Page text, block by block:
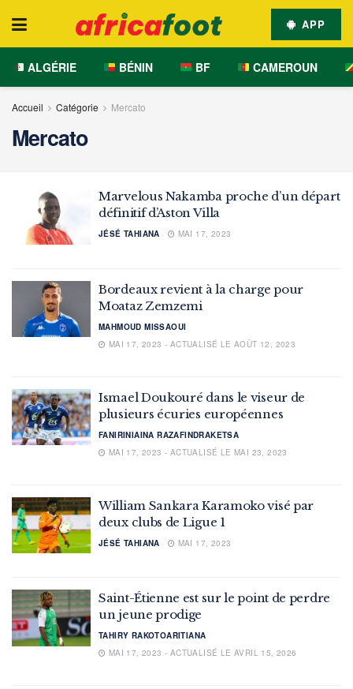
APP
ALGÉRIE BÉNIN BF CAMEROUN
Accueil Catégorie Mercato
Mercato
Marvelous Nakamba proche d’un départ
définitif d’Aston Villa
JÉSÉ TAHIANA MAI 17, 2023
Bordeaux revient à la charge pour
Moataz Zemzemi
MAHMOUD MISSAOUI
MAI 17, 2023 - ACTUALISÉ LE AOÛT 12, 2023
Ismael Doukouré dans le viseur de
plusieurs écuries européennes
FANIRINIAINA RAZAFINDRAKETSA
MAI 17, 2023 - ACTUALISÉ LE MAI 23, 2023
William Sankara Karamoko visé par
deux clubs de Ligue 1
JÉSÉ TAHIANA MAI 17, 2023
Saint-Étienne est sur le point de perdre
un jeune prodige
TAHIRY RAKOTOARITIANA
MAI 17, 2023 - ACTUALISÉ LE AVRIL 15, 2026